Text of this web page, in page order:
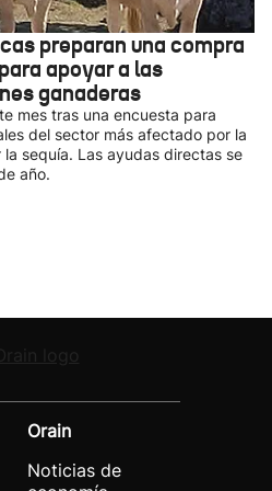
preparan una compra
apoyar a las
ganaderas
mes tras una encuesta para
del sector más afectado por la
sequía. Las ayudas directas se
año.
Orain
Noticias de